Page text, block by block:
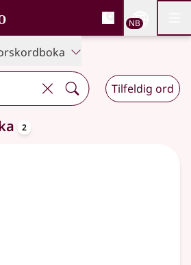
, Bokmålsordboka og
NB
Tilfeldig ord
tilgjengelige
2